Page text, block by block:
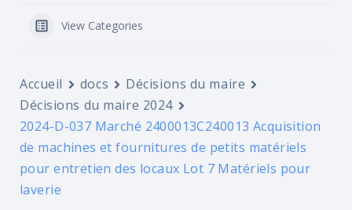
View Categories
Accueil docs
Décisions du maire
Décisions du maire 2024
2024-D-037 Marché 2400013C240013 Acquisition
de machines et fournitures de petits matériels
pour entretien des locaux Lot 7 Matériels pour
laverie